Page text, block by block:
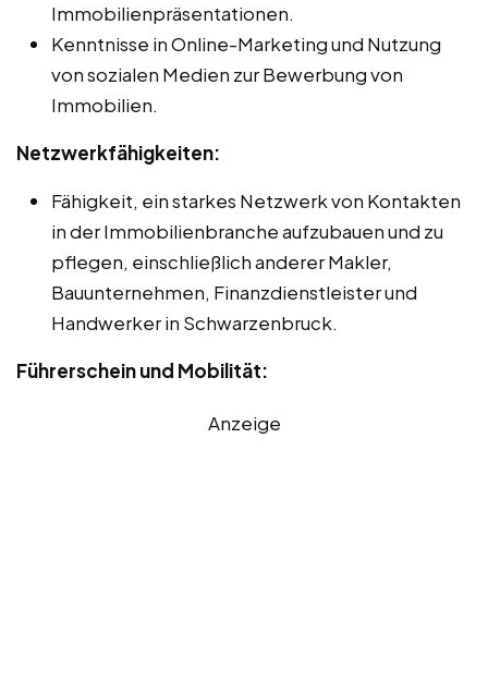
Immobilienpräsentationen.
Kenntnisse in Online-Marketing und Nutzung
von sozialen Medien zur Bewerbung von
Immobilien.
Netzwerkfähigkeiten:
Fähigkeit, ein starkes Netzwerk von Kontakten
in der Immobilienbranche aufzubauen und zu
pflegen, einschließlich anderer Makler,
Bauunternehmen, Finanzdienstleister und
Handwerker in Schwarzenbruck.
Führerschein und Mobilität:
Anzeige